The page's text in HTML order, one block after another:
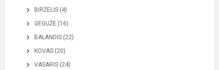
BIRŽELIS (4)
GEGUŽĖ (16)
BALANDIS (22)
KOVAS (20)
VASARIS (24)